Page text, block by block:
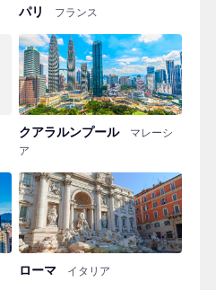
パリ フランス
クアラルンプール
マレーシ
ア
ローマ イタリア